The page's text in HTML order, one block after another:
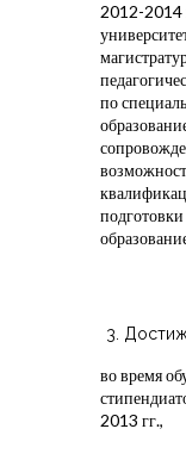
---- ЭЭГ
----
----
Услуги
--
тел.
2012-2014
по
во время
2013 гг.,